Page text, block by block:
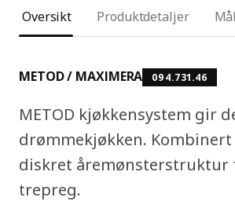
Oversikt Produktdetaljer Mål
METOD / MAXIMERA 094.731.46
METOD kjøkkensystem gir
drømmekjøkken.
diskret åremønsterstruktur
trepreg.